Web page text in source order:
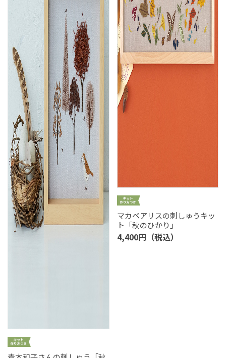
マカベアリスの刺しゅうキッ
ト「秋のひかり」
4,400円（税込）